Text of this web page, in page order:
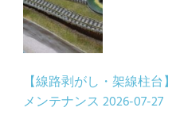
【線路剥がし・架線柱台
メンテナンス 2026-07-27